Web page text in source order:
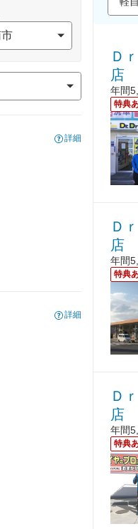
詳細
詳細
Ｄ
店
年間
特典
Ｄ
店
年間
特典
Ｄ
店
年間
特典